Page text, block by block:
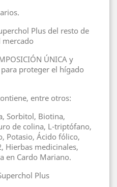
Plus del resto de
mercado
ÚNICA y
proteger el hígado
entre otros:
Sorbitol, Biotina,
de colina, L-triptófano,
Potasio, Ácido fólico,
Hierbas medicinales,
en Cardo Mariano.
Plus